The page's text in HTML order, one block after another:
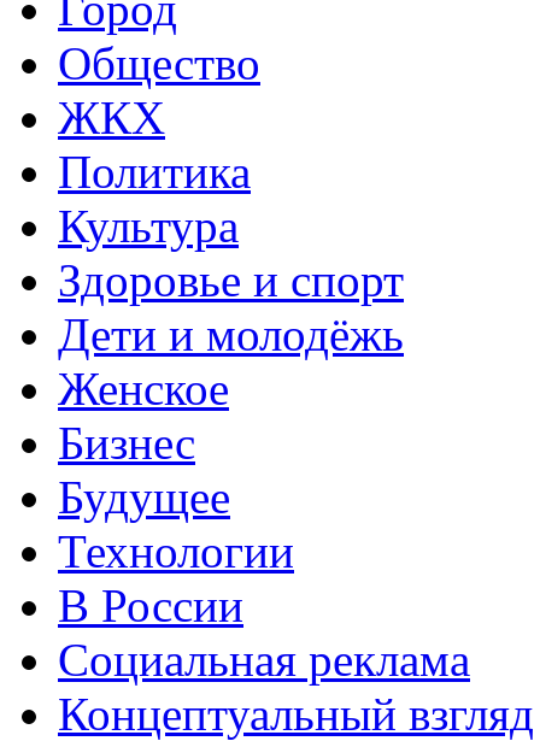
Общество
ЖКХ
Политика
Культура
Здоровье и спорт
Дети и молодёжь
Женское
Бизнес
Будущее
Технологии
В России
Социальная реклама
Концептуальный взгляд